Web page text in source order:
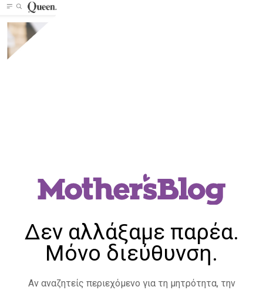
Δεν αλλάξαμε παρέα.
Μόνο διεύθυνση.
Αν αναζητείς περιεχόμενο για τη μητρότητα, την